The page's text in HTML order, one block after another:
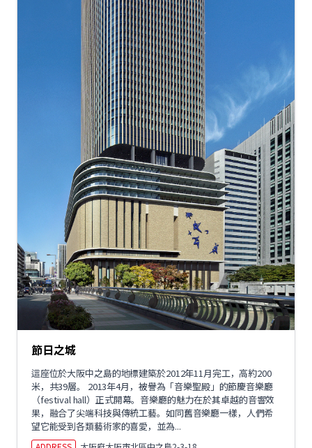
節日之城
這座位於大阪中之島的地標建築於2012年11月完工，高約200
米，共39層。 2013年4月，被譽為「音樂聖殿」的節慶音樂廳
（festival hall）正式開幕。音樂廳的魅力在於其卓越的音響效
果，融合了尖端科技與傳統工藝。如同舊音樂廳一樣，人們希
望它能受到各類藝術家的喜愛，並為...